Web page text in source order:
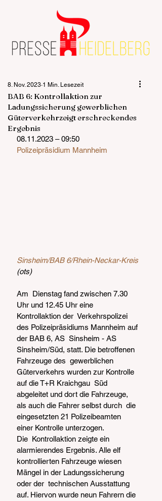
BAB 6: Kontrollaktion zur
Ladungssicherung gewerblichen
Güterverkehrzeigt erschreckendes
Ergebnis
8. Nov. 2023 1 Min. Lesezeit
08.11.2023 – 09:50
Polizeipräsidium Mannheim
Sinsheim/BAB 6/Rhein-Neckar-Kreis
(ots)
Am  Dienstag fand zwischen 7.30
Uhr und 12.45 Uhr eine
Kontrollaktion der  Verkehrspolizei
des Polizeipräsidiums Mannheim auf
der BAB 6, AS  Sinsheim - AS
Sinsheim/Süd, statt. Die betroffenen
Fahrzeuge des  gewerblichen
Güterverkehrs wurden zur Kontrolle
auf die T+R Kraichgau  Süd
abgeleitet und dort die Fahrzeuge,
als auch die Fahrer selbst durch  die
eingesetzten 21 Polizeibeamten
einer Kontrolle unterzogen.
Die  Kontrollaktion zeigte ein
alarmierendes Ergebnis. Alle elf
kontrollierten Fahrzeuge wiesen
Mängel in der Ladungssicherung
oder der  technischen Ausstattung
auf. Hiervon wurde neun Fahrern die